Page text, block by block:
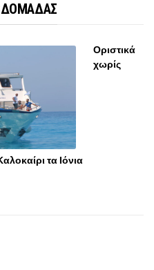
Οριστικά
χωρίς
τα Ιόνια